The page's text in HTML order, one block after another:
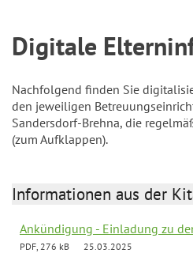
Digitale
Nachfolgend finden Sie
den jeweiligen
Sandersdorf-Brehna, die
(zum Aufklappen).
Informationen aus der
Ankündigung - Einladung zu
PDF, 276 kB 25.03.2025